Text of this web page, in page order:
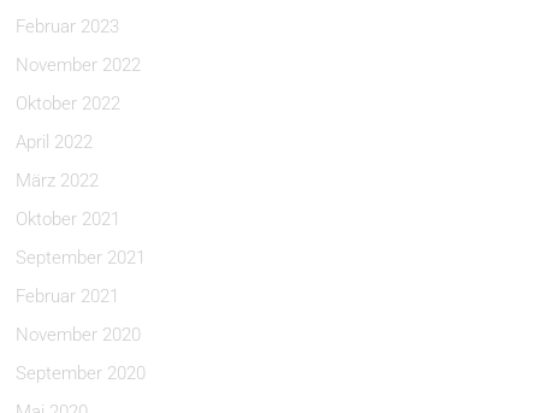
Februar 2023
November 2022
Oktober 2022
April 2022
März 2022
Oktober 2021
September 2021
Februar 2021
November 2020
September 2020